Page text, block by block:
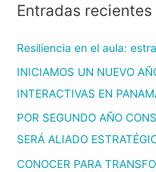
Entradas recientes
Resiliencia en el aula:
INICIAMOS UN NUEVO
INTERACTIVAS EN
POR SEGUNDO AÑO
SERÁ ALIADO
CONOCER PARA